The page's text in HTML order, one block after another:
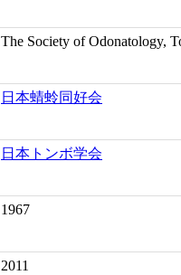
The Society of Odonatology,
日本蜻蛉同好会
日本トンボ学会
1967
2011